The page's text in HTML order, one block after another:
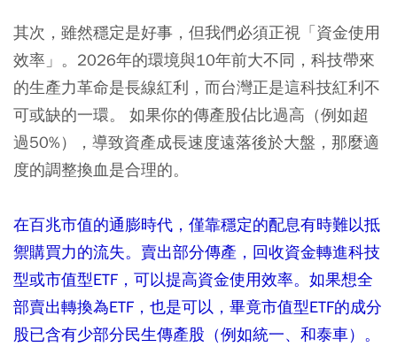
其次，雖然穩定是好事，但我們必須正視「資金使用
效率」。2026年的環境與10年前大不同，科技帶來
的生產力革命是長線紅利，而台灣正是這科技紅利不
可或缺的一環。 如果你的傳產股佔比過高（例如超
過50%），導致資產成長速度遠落後於大盤，那麼適
度的調整換血是合理的。
在百兆市值的通膨時代，僅靠穩定的配息有時難以抵
禦購買力的流失。賣出部分傳產，回收資金轉進科技
型或市值型ETF，可以提高資金使用效率。如果想全
部賣出轉換為ETF，也是可以，畢竟市值型ETF的成分
股已含有少部分民生傳產股（例如統一、和泰車）。